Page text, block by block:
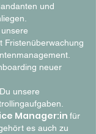
und
Fristenüberwachung
neuer
unsere
Manager:in für
es auch zu